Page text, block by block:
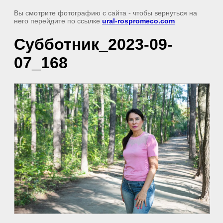
Вы смотрите фотографию с сайта - чтобы вернуться на
него перейдите по ссылке ural-rospromeco.com
Субботник_2023-09-
07_168